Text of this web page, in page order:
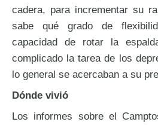
cadera, para incrementar su
sabe qué grado de
capacidad de rotar la
complicado la tarea de los
lo general se acercaban a su
Dónde vivió
Los informes sobre el